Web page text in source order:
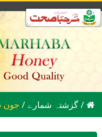
/
/ گزشتہ شمارے 2026 جون